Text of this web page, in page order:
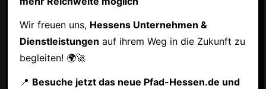
Wir freuen uns, Hessens Unternehmen &
Dienstleistungen auf ihrem Weg in die Zukunft zu
begleiten! 🌍🚀
📍 Besuche jetzt das neue Pfad-Hessen.de und